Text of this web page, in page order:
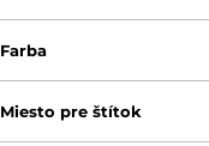
Farba
Miesto pre štítok